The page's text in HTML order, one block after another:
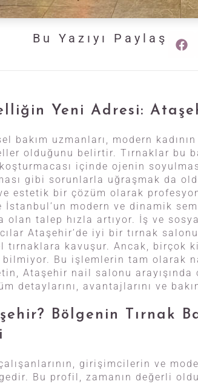
Bu Yazıyı Paylaş
Yeni Adresi:
bakım uzmanları, modern
olduğunu belirtir. Tırnaklar bu
içinde ojenin
gibi sorunlarla uğraşmak da
estetik bir çözüm olarak
modern ve dinamik
olan talep hızla artıyor. İş ve
Ataşehir’de iyi bir tırnak
tırnaklara kavuşur. Ancak, birçok
bilmiyor. Bu işlemlerin tam olarak
Ataşehir nail salonu
detaylarını, avantajlarını ve
Bölgenin Tırnak
girişimcilerin ve
Bu profil, zamanın değerli